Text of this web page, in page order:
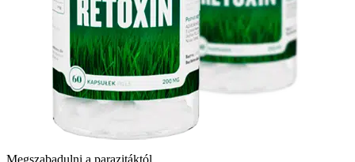
Megszabadulni a parazitáktól